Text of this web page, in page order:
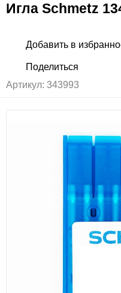
Игла Schmetz
Артикул: 343993